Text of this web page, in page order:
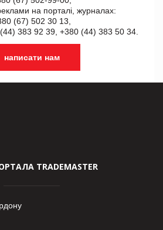
на порталі, журналах:
(67) 502 30 13,
383 92 39, +380 (44) 383 50 34.
написати нам
TRADEMASTER